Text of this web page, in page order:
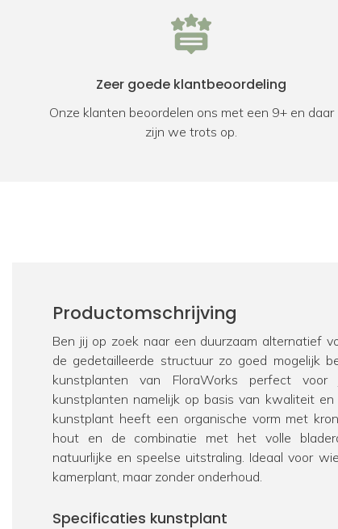
Zeer goede klantbeoordeling
Onze klanten beoordelen ons met een 9+ en daar
zijn we trots op.
Productomschrijving
Ben jij op zoek naar een duurzaam alternatief
de gedetailleerde structuur zo goed mogelijk
kunstplanten van FloraWorks perfect
kunstplanten namelijk op basis van kwaliteit en
kunstplant heeft een organische vorm met
hout en de combinatie met het volle
natuurlijke en speelse uitstraling. Ideaal voor
kamerplant, maar zonder onderhoud.
Specificaties kunstplant